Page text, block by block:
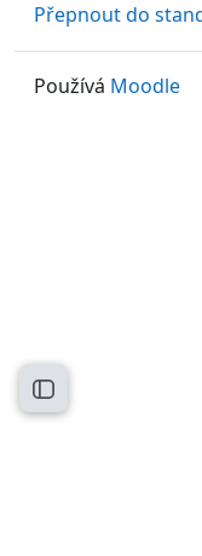
Otevřít indexu
Přepnout do
Používá Moodle